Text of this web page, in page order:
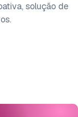
solução de